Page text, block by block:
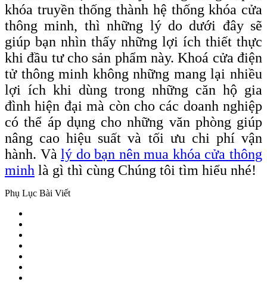
khóa truyền thống thành hệ thống khóa cửa
thông minh, thì những lý do dưới đây sẽ
giúp bạn nhìn thấy những lợi ích thiết thực
khi đầu tư cho sản phẩm này. Khoá cửa điện
tử thông minh không những mang lại nhiều
lợi ích khi dùng trong những căn hộ gia
đình hiện đại mà còn cho các doanh nghiệp
có thể áp dụng cho những văn phòng giúp
nâng cao hiệu suất và tối ưu chi phí vận
hành. Vàlý do bạn nên mua khóa cửa thông
minh là gì thì cùng Chúng tôi tìm hiểu nhé!
Phụ Lục Bài Viết